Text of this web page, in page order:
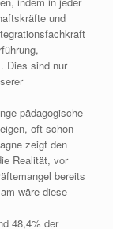
und
Dies sind nur
pädagogische
oft schon
zeigt den
Realität, vor
bereits
wäre diese
48,4% der